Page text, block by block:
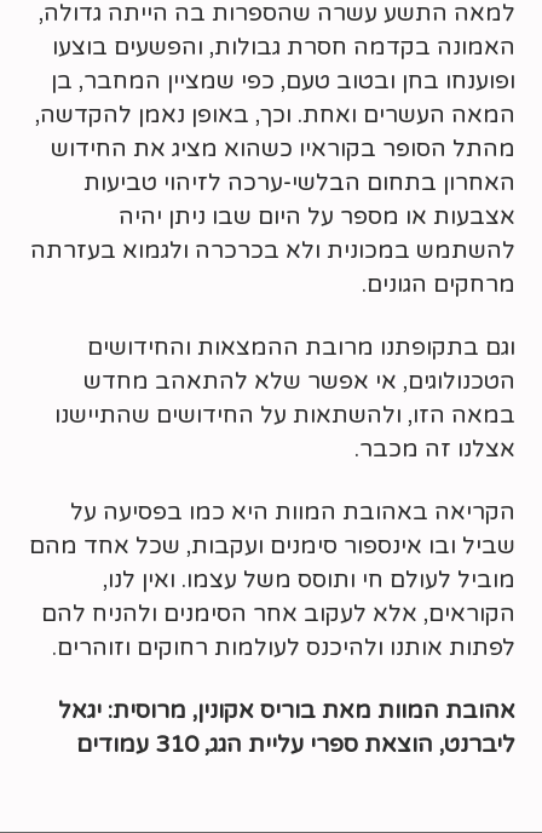
למאה התשע עשרה שהספרות בה הייתה גדולה,
האמונה בקדמה חסרת גבולות, והפשעים בוצעו
ופוענחו בחן ובטוב טעם, כפי שמציין המחבר, בן
המאה העשרים ואחת. וכך, באופן נאמן להקדשה,
מהתל הסופר בקוראיו כשהוא מציג את החידוש
האחרון בתחום הבלשי-ערכה לזיהוי טביעות
אצבעות או מספר על היום שבו ניתן יהיה
להשתמש במכונית ולא בכרכרה ולגמוא בעזרתה
מרחקים הגונים.
וגם בתקופתנו מרובת ההמצאות והחידושים
הטכנולוגים, אי אפשר שלא להתאהב מחדש
במאה הזו, ולהשתאות על החידושים שהתיישנו
אצלנו זה מכבר.
הקריאה באהובת המוות היא כמו בפסיעה על
שביל ובו אינספור סימנים ועקבות, שכל אחד מהם
מוביל לעולם חי ותוסס משל עצמו. ואין לנו,
הקוראים, אלא לעקוב אחר הסימנים ולהניח להם
לפתות אותנו ולהיכנס לעולמות רחוקים וזוהרים.
אהובת המוות מאת בוריס אקונין, מרוסית: יגאל
ליברנט, הוצאת ספרי עליית הגג, 310 עמודים